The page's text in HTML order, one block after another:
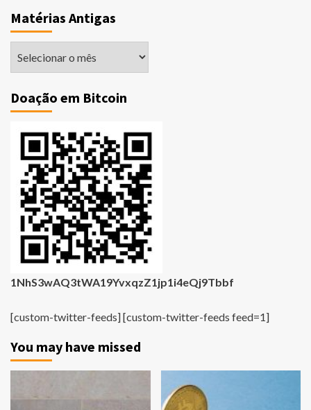
Matérias Antigas
Doação em Bitcoin
1NhS3wAQ3tWA19YvxqzZ1jp1i4eQj9Tbbf
[custom-twitter-feeds] [custom-twitter-feeds feed=1]
You may have missed